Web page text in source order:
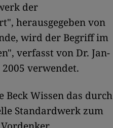
der
herausgegeben von
wird der Begriff im
verfasst von Dr. Jan-
verwendet.
Beck Wissen das durch
Standardwerk zum